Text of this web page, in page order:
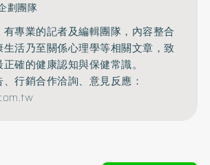
劃團隊
有專業的記者及編輯團隊，內容整合
活乃至關係心理學等相關文章，致
確的健康認知與保健常識。
行銷合作洽詢、意見反應：